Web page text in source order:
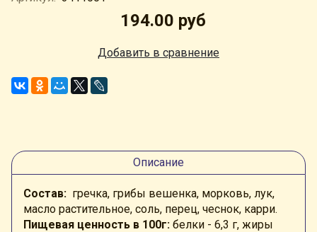
194.00 руб
Добавить в сравнение
Описание
Состав: гречка, грибы вешенка, морковь, лук,
масло растительное, соль, перец, чеснок, карри.
Пищевая ценность в 100г: белки - 6,3 г, жиры